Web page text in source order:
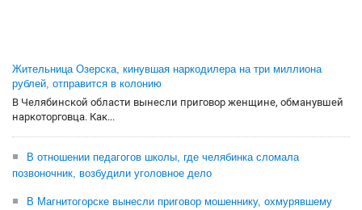
Жительница Озерска, кинувшая наркодилера на три миллиона
рублей, отправится в колонию
В Челябинской области вынесли приговор женщине, обманувшей
наркоторговца. Как...
В отношении педагогов школы, где челябинка сломала
позвоночник, возбудили уголовное дело
В Магнитогорске вынесли приговор мошеннику, охмурявшему